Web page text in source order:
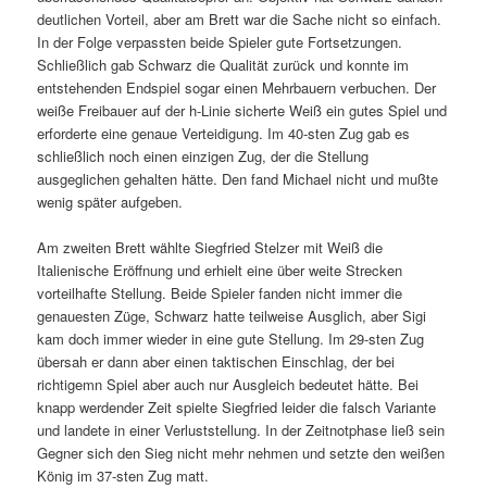
deutlichen Vorteil, aber am Brett war die Sache nicht so einfach.
In der Folge verpassten beide Spieler gute Fortsetzungen.
Schließlich gab Schwarz die Qualität zurück und konnte im
entstehenden Endspiel sogar einen Mehrbauern verbuchen. Der
weiße Freibauer auf der h-Linie sicherte Weiß ein gutes Spiel und
erforderte eine genaue Verteidigung. Im 40-sten Zug gab es
schließlich noch einen einzigen Zug, der die Stellung
ausgeglichen gehalten hätte. Den fand Michael nicht und mußte
wenig später aufgeben.
Am zweiten Brett wählte Siegfried Stelzer mit Weiß die
Italienische Eröffnung und erhielt eine über weite Strecken
vorteilhafte Stellung. Beide Spieler fanden nicht immer die
genauesten Züge, Schwarz hatte teilweise Ausglich, aber Sigi
kam doch immer wieder in eine gute Stellung. Im 29-sten Zug
übersah er dann aber einen taktischen Einschlag, der bei
richtigemn Spiel aber auch nur Ausgleich bedeutet hätte. Bei
knapp werdender Zeit spielte Siegfried leider die falsch Variante
und landete in einer Verluststellung. In der Zeitnotphase ließ sein
Gegner sich den Sieg nicht mehr nehmen und setzte den weißen
König im 37-sten Zug matt.